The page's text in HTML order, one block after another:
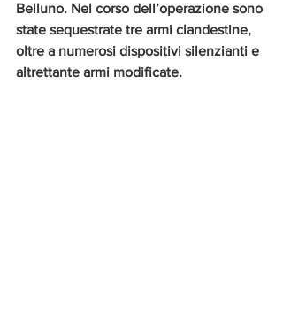
Belluno. Nel corso dell’operazione sono
state sequestrate tre armi clandestine,
oltre a numerosi dispositivi silenzianti e
altrettante armi modificate.